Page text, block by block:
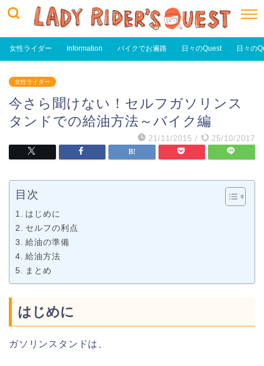
女性ライダー Information バイクでお遍路 日々のQuest 日々の
女性ライダー
今さら聞けない！セルフガソリンス
タンドでの給油方法～バイク編
21/11/2015 / 25/10/2017
目次
はじめに
セルフの利点
給油の準備
給油方法
まとめ
はじめに
ガソリンスタンドは、